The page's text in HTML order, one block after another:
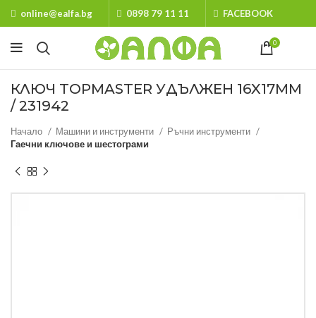
online@ealfa.bg 0898 79 11 11 FACEBOOK
0
КЛЮЧ TOPMASTER УДЪЛЖЕН 16X17MM
/ 231942
Начало Машини и инструменти
Ръчни инструменти
Гаечни ключове и шестограми